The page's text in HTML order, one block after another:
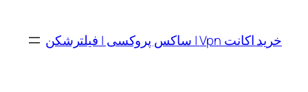
محتواخرید اکانت Vpn | ساکس پروکسی | فیلترشکن